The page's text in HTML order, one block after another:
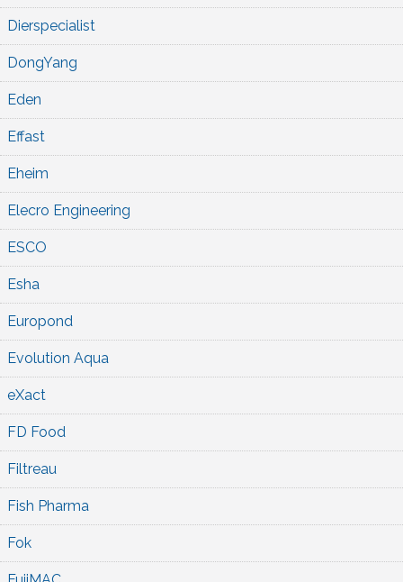
Dierspecialist
DongYang
Eden
Effast
Eheim
Elecro Engineering
ESCO
Esha
Europond
Evolution Aqua
eXact
FD Food
Filtreau
Fish Pharma
Fok